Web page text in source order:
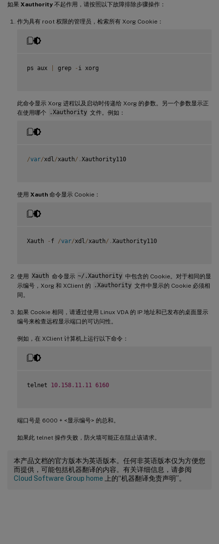
如果 Xauthority 不起作用，请按照以下故障排除步骤操作：
作为具有 root 权限的管理员，检索所有 Xorg Cookie：
ps aux grep - i xorg
此命令显示 Xorg 进程以及启动时传递给 Xorg 的参数。另一个参数显示正
在使用哪个
.Xauthority 文件。例如：
/var/xdl /xauth/ . Xauthority110
使用 Xauth 命令显示 Cookie：
Xauth - f /var/xdl /xauth/ . Xauthority110
使用 Xauth 命令显示 ~/.Xauthority 中包含的 Cookie。对于相同的显
示编号，Xorg 和 XClient 的
.Xauthority 文件中显示的 Cookie 必须相
同。
如果 Cookie 相同，请通过使用 Linux VDA 的 IP 地址和已发布的桌面显示
编号来检查远程显示端口的可访问性。
例如，在 XClient 计算机上运行以下命令：
telnet 10.158 .11 .11 6160
端口号是 6000 + <显示编号> 的总和。
如果此 telnet 操作失败，防火墙可能正在阻止该请求。
本产品文档的官方版本为英语版本。任何非英语版本仅为方便您
而提供，可能包括机器翻译的内容。有关详细信息，请参阅
Cloud Software Group home 上的“机器翻译免责声明”。